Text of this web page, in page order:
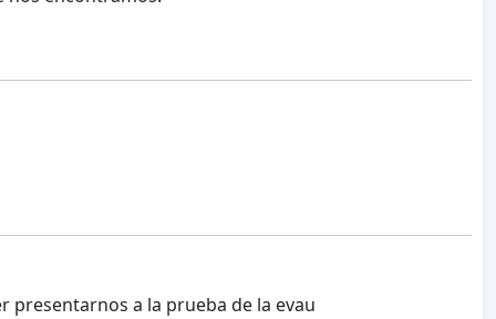
presentarnos a la prueba de la evau